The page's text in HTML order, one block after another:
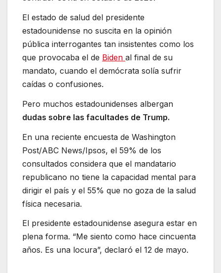
El estado de salud del presidente
estadounidense no suscita en la opinión
pública interrogantes tan insistentes como los
que provocaba el de Biden al final de su
mandato, cuando el demócrata solía sufrir
caídas o confusiones.
Pero muchos estadounidenses albergan
dudas sobre las facultades de Trump.
En una reciente encuesta de Washington
Post/ABC News/Ipsos, el 59% de los
consultados considera que el mandatario
republicano no tiene la capacidad mental para
dirigir el país y el 55% que no goza de la salud
física necesaria.
El presidente estadounidense asegura estar en
plena forma. “Me siento como hace cincuenta
años. Es una locura”, declaró el 12 de mayo.